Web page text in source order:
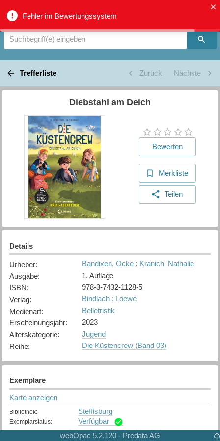
Fehler im Bewertungssystem
Verbundkatalog Region Thun - Oberland - Suche
Suchbegriff(e) eingeben
Trefferliste Zurück Nächste
Diebstahl am Deich
Bewerten
Merkliste
Teilen
Details
Urheber: Bandixen, Ocke; Kranich, Nathalie
Ausgabe:
1. Auflage
ISBN:
978-3-7432-1128-5
Verlag:
Bindlach : Loewe
Medienart:
Belletristik
Erscheinungsjahr:
2023
Alterskategorie:
Jugend
Reihe: Die Küstencrew (Band 03)
Exemplare
Karte anzeigen
Bibliothek: Steffisburg
Exemplarstatus: Verfügbar
webOpac 5.2.120 - Predata AG